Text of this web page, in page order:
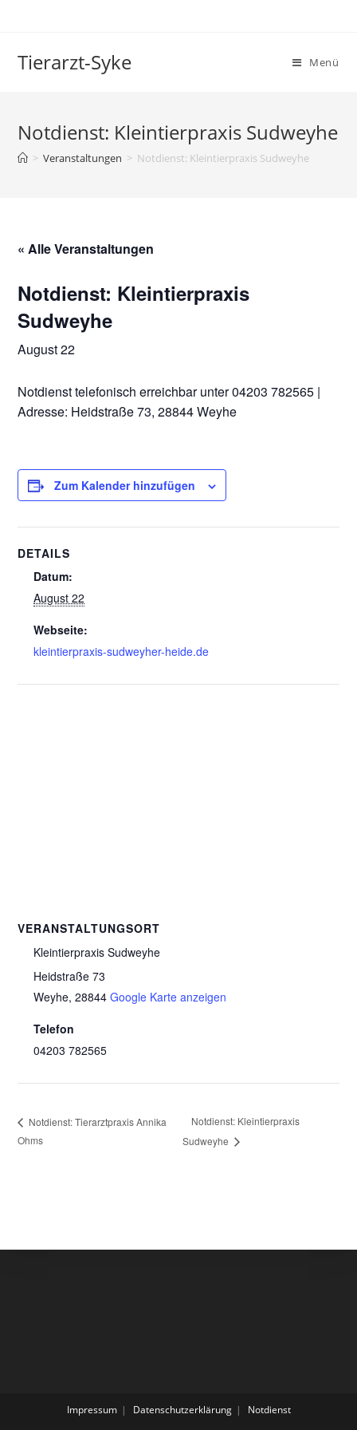
Tierarzt-Syke Menü
Notdienst: Kleintierpraxis Sudweyhe
> Veranstaltungen > Notdienst: Kleintierpraxis Sudweyhe
« Alle Veranstaltungen
Notdienst: Kleintierpraxis
Sudweyhe
August 22
Notdienst telefonisch erreichbar unter 04203 782565 |
Adresse: Heidstraße 73, 28844 Weyhe
Zum Kalender hinzufügen
DETAILS
Datum:
August 22
Webseite:
kleintierpraxis-sudweyher-heide.de
VERANSTALTUNGSORT
Kleintierpraxis Sudweyhe
Heidstraße 73
Weyhe, 28844 Google Karte anzeigen
Telefon
04203 782565
Notdienst: Tierarztpraxis Annika
Ohms
Notdienst: Kleintierpraxis
Sudweyhe
Impressum Datenschutzerklärung Notdienst